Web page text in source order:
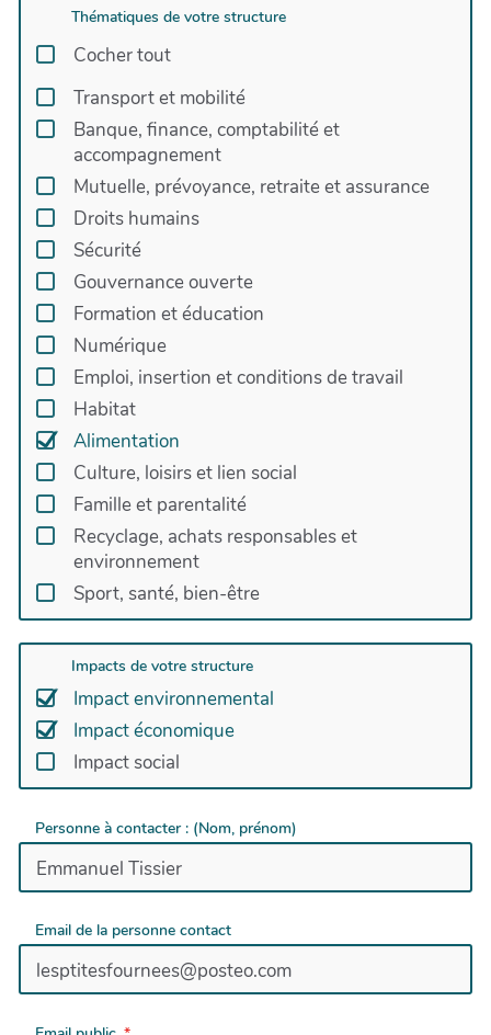
Ce projet temporaire s'inscrit dans un projet plus
ambitieux : ouvrir la première boulangerie bio et
coopérative de Chambéry. En parallèle du travail
de création, ce projet concret me permet de
remettre la main à la pâte, tester des recettes,
créer des liens avec des clients, des paysans
fournisseurs, des confrères et consœurs de
boulangeries amies...
Thématiques de votre structure
Cocher tout
Transport et mobilité
Banque, finance, comptabilité et
accompagnement
Mutuelle, prévoyance, retraite et assurance
Droits humains
Sécurité
Gouvernance ouverte
Formation et éducation
Numérique
Emploi, insertion et conditions de travail
Habitat
Alimentation
Culture, loisirs et lien social
Famille et parentalité
Recyclage, achats responsables et
environnement
Sport, santé, bien-être
Impacts de votre structure
Impact environnemental
Impact économique
Impact social
Personne à contacter : (Nom, prénom)
Email de la personne contact